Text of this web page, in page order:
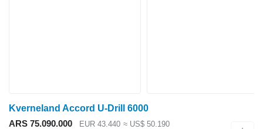
Kverneland Accord U-Drill 6000
ARS 75.090.000
EUR 43.440 ≈ US$ 50.190